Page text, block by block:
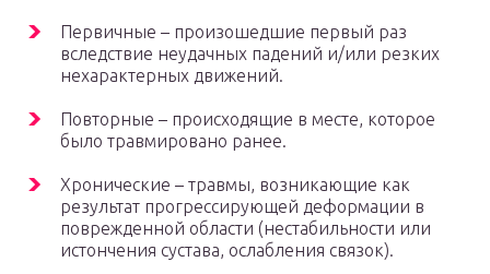
Первичные – произошедшие первый раз
вследствие неудачных падений и/или резких
нехарактерных движений.
Повторные – происходящие в месте, которое
было травмировано ранее.
Хронические – травмы, возникающие как
результат прогрессирующей деформации в
поврежденной области (нестабильности или
истончения сустава, ослабления связок).